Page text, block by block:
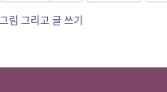
그림 그리고 글 쓰기